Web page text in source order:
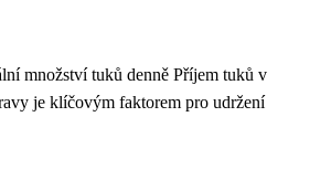
množství tuků denně Příjem tuků v
je klíčovým faktorem pro udržení